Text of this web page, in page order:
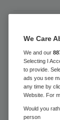
We Care
We and our
Selecting I
to provide.
ads you see
any time by
Website. For
Would you
person